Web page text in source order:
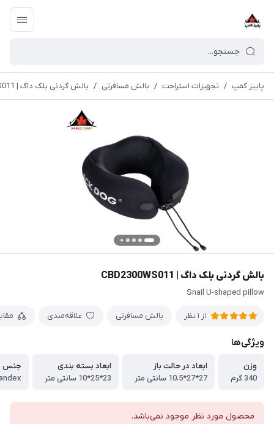
پاییز کمپ / تجهیزات استراحت / بالش مسافرتی / بالش گردنی بلک داگ | CBD2300WS011
بالش گردنی بلک داگ | CBD2300WS011
Snail U-shaped pillow
از 1 نظر بالش مسافرتی علاقه‌مندی
ویژگی‌ها
وزن
340 گرم
ابعاد در حالت باز
27*27*10.5 سانتی متر
ابعاد بسته بندی
23*25*10 سانتی متر
جنس
محصول مورد نظر موجود نمی‌باشد.